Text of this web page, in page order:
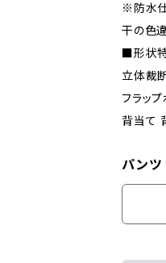
※防水
干の色
■形状
立体裁
フラッ
背当て
パンツ